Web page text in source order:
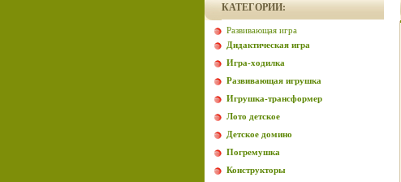
КАТЕГОРИИ:
Развивающая игра
Дидактическая игра
Игра-ходилка
Развивающая игрушка
Игрушка-трансформер
Лото детское
Детское домино
Погремушка
Конструкторы